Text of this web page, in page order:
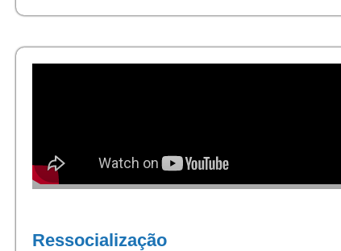
Ressocialização